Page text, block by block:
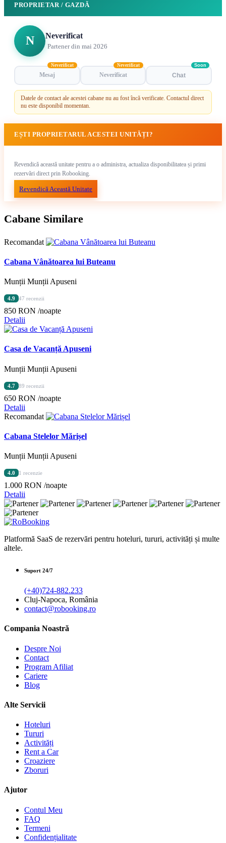
PROPRIETAR / GAZDĂ
N Neverificat
Partener din mai 2026
Mesaj
Neverificat
Neverificat
Neverificat
Chat
Soon
Datele de contact ale acestei cabane nu au fost încă verificate. Contactul direct
nu este disponibil momentan.
EȘTI PROPRIETARUL ACESTEI UNITĂȚI?
Revendică această unitate pentru a o administra, actualiza disponibilitatea și primi
rezervări direct prin Robooking.
Revendică Această Unitate
Cabane Similare
Recomandat
Cabana Vânătoarea lui Buteanu
Munții Munții Apuseni
4.9 47 recenzii
850 RON /noapte
Detalii
Casa de Vacanță Apuseni
Munții Munții Apuseni
4.7 89 recenzii
650 RON /noapte
Detalii
Recomandat
Cabana Stelelor Mărișel
Munții Munții Apuseni
4.0 1 recenzie
1.000 RON /noapte
Detalii
Platformă SaaS de rezervări pentru hoteluri, tururi, activități și multe
altele.
Suport 24/7
(+40)724-882.233
Cluj-Napoca, România
contact@robooking.ro
Compania Noastră
Despre Noi
Contact
Program Afiliat
Cariere
Blog
Alte Servicii
Hoteluri
Tururi
Activități
Rent a Car
Croaziere
Zboruri
Ajutor
Contul Meu
FAQ
Termeni
Confidențialitate